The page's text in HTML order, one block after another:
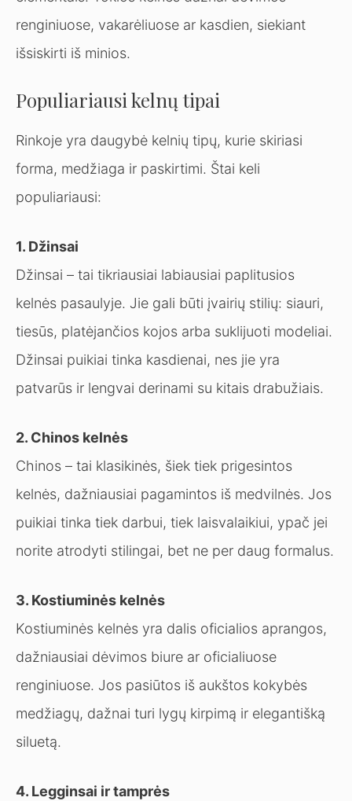
renginiuose, vakarėliuose ar kasdien, siekiant
išsiskirti iš minios.
Populiariausi kelnų tipai
Rinkoje yra daugybė kelnių tipų, kurie skiriasi
forma, medžiaga ir paskirtimi. Štai keli
populiariausi:
1. Džinsai
Džinsai – tai tikriausiai labiausiai paplitusios
kelnės pasaulyje. Jie gali būti įvairių stilių: siauri,
tiesūs, platėjančios kojos arba suklijuoti modeliai.
Džinsai puikiai tinka kasdienai, nes jie yra
patvarūs ir lengvai derinami su kitais drabužiais.
2. Chinos kelnės
Chinos – tai klasikinės, šiek tiek prigesintos
kelnės, dažniausiai pagamintos iš medvilnės. Jos
puikiai tinka tiek darbui, tiek laisvalaikiui, ypač jei
norite atrodyti stilingai, bet ne per daug formalus.
3. Kostiuminės kelnės
Kostiuminės kelnės yra dalis oficialios aprangos,
dažniausiai dėvimos biure ar oficialiuose
renginiuose. Jos pasiūtos iš aukštos kokybės
medžiagų, dažnai turi lygų kirpimą ir elegantišką
siluetą.
4. Legginsai ir tamprės